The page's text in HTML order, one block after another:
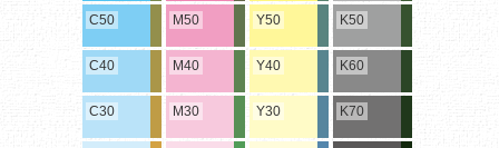
C50
C40
C30
M50
M40
M30
Y50
Y40
Y30
K50
K60
K70